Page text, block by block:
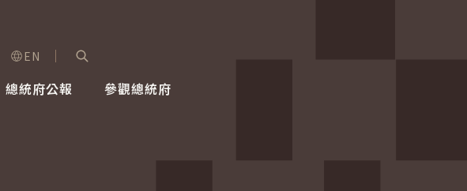
級選單
EN
總統府公報 參觀總統府